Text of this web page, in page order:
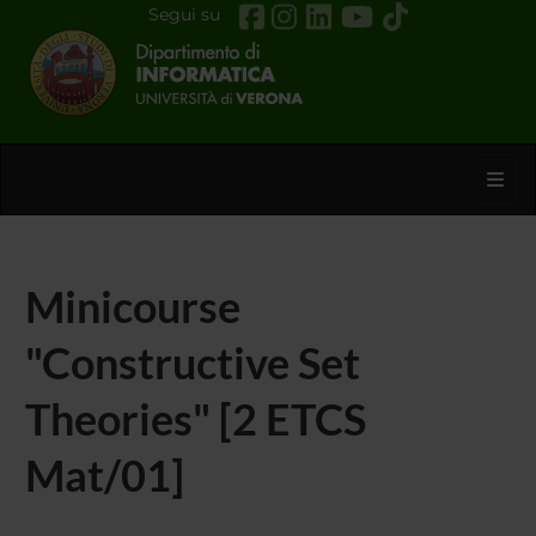
Segui su
Minicourse
"Constructive Set
Theories" [2 ETCS
Mat/01]